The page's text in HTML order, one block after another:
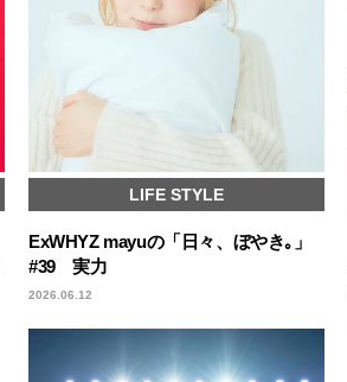
LIFE STYLE
ExWHYZ mayuの「日々、ぼやき｡」
#39 実力
2026.06.12